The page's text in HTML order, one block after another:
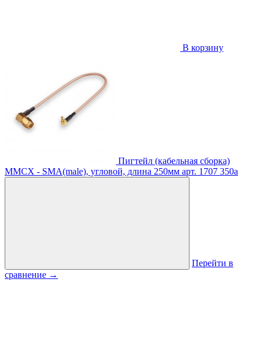
В корзину
Пигтейл (кабельная сборка)
MMCX - SMA(male), угловой, длина 250мм арт. 1707 350a
Перейти в
сравнение →